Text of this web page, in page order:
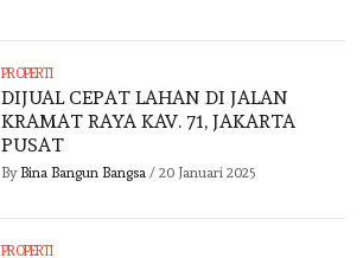
PROPERTI
DIJUAL CEPAT LAHAN DI JALAN
KRAMAT RAYA KAV. 71, JAKARTA
PUSAT
By Bina Bangun Bangsa/ 20 Januari 2025
PROPERTI